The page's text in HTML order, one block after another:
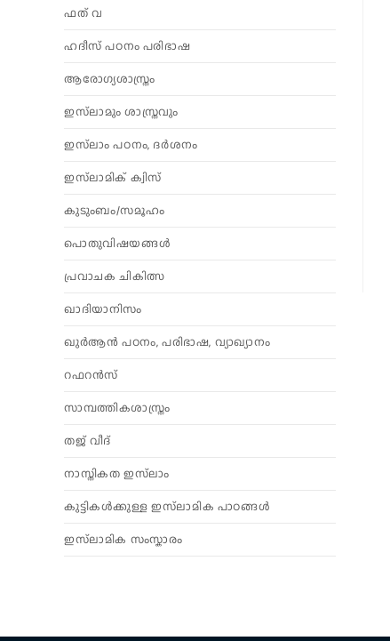
ഫത് വ
ഹദീസ് പഠനം പരിഭാഷ
ആരോഗ്യശാസ്ത്രം
ഇസ്‌ലാമും ശാസ്ത്രവും
ഇസ്‌ലാം പഠനം, ദർശനം
ഇസ്‌ലാമിക് ക്വിസ്
കുടുംബം/സമൂഹം
പൊതുവിഷയങ്ങൾ
പ്രവാചക ചികിത്സ
ഖാദിയാനിസം
ഖുർആൻ പഠനം, പരിഭാഷ, വ്യാഖ്യാനം
റഫറൻസ്
സാമ്പത്തികശാസ്ത്രം
തജ് വീദ്
നാസ്തികത ഇസ്‌ലാം
കുട്ടികൾക്കുള്ള ഇസ്‌ലാമിക പാഠങ്ങൾ
ഇസ്‌ലാമിക സംസ്കാരം